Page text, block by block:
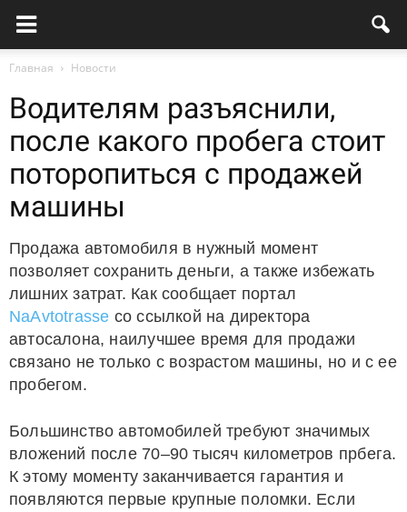
Главная Новости
Водителям разъяснили,
после какого пробега стоит
поторопиться с продажей
машины
Продажа автомобиля в нужный момент
позволяет сохранить деньги, а также избежать
лишних затрат. Как сообщает портал
NaAvtotrasse со ссылкой на директора
автосалона, наилучшее время для продажи
связано не только с возрастом машины, но и с ее
пробегом.
Большинство автомобилей требуют значимых
вложений после 70–90 тысяч километров прбега.
К этому моменту заканчивается гарантия и
появляются первые крупные поломки. Если